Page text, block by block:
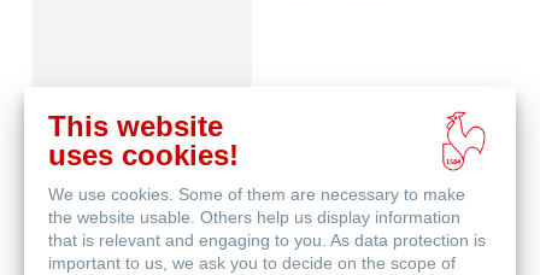
Skizzenpapiere
This website
uses cookies!
We use cookies. Some of them are necessary to make
the website usable. Others help us display information
that is relevant and engaging to you. As data protection is
important to us, we ask you to decide on the scope of